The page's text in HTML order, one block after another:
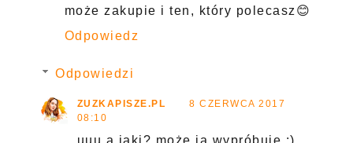
może zakupie i ten, który polecasz😊
Odpowiedz
Odpowiedzi
ZUZKAPISZE.PL
8 CZERWCA 2017
08:10
uuu a jaki? może ja wypróbuję :)